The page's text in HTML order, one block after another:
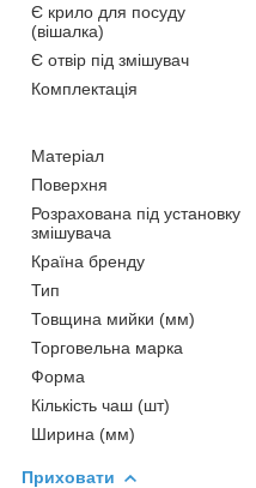
Є крило для посуду
(вішалка)
Є отвір під змішувач
Комплектація
Матеріал
Поверхня
Розрахована під установку
змішувача
Країна бренду
Тип
Товщина мийки (мм)
Торговельна марка
Форма
Кількість чаш (шт)
Ширина (мм)
Приховати